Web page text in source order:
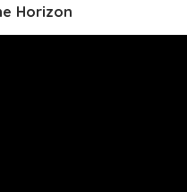
Horizon